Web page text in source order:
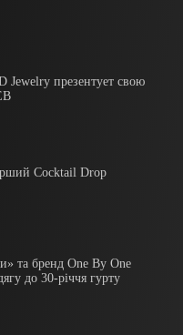
презентует свою
Cocktail Drop
та бренд One By One
до 30-річчя гурту